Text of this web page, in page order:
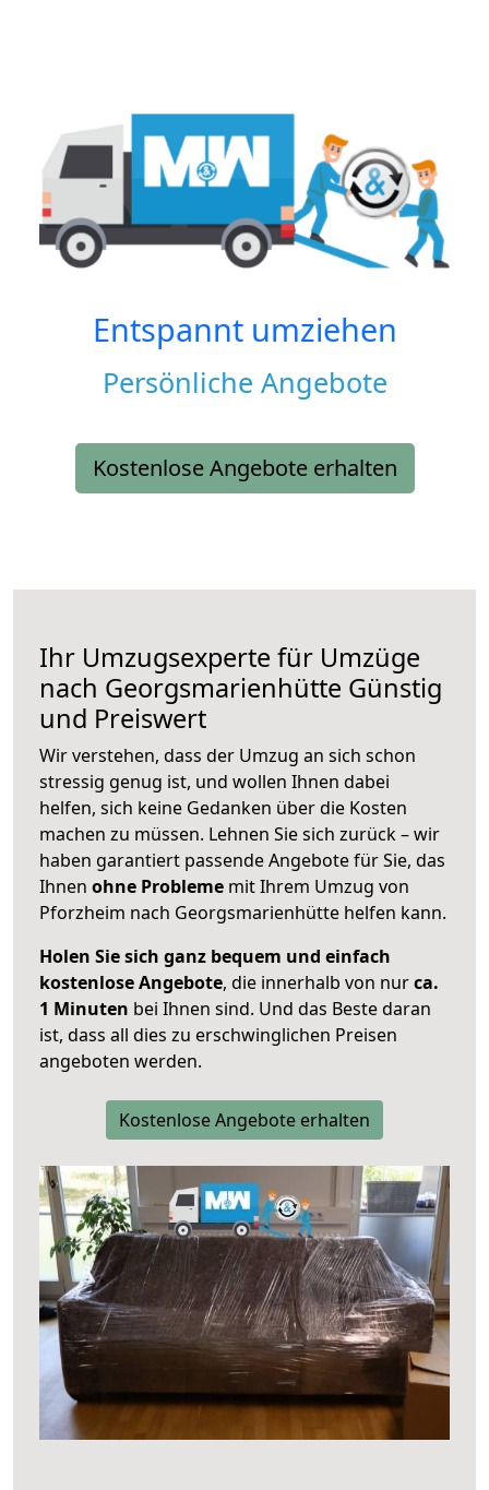
Entspannt umziehen
Persönliche Angebote
Kostenlose Angebote erhalten
Ihr Umzugsexperte für Umzüge
nach Georgsmarienhütte Günstig
und Preiswert
Wir verstehen, dass der Umzug an sich schon
stressig genug ist, und wollen Ihnen dabei
helfen, sich keine Gedanken über die Kosten
machen zu müssen. Lehnen Sie sich zurück – wir
haben garantiert passende Angebote für Sie, das
Ihnen ohne Probleme mit Ihrem Umzug von
Pforzheim nach Georgsmarienhütte helfen kann.
Holen Sie sich ganz bequem und einfach
kostenlose Angebote, die innerhalb von nurca.
1 Minuten bei Ihnen sind. Und das Beste daran
ist, dass all dies zu erschwinglichen Preisen
angeboten werden.
Kostenlose Angebote erhalten